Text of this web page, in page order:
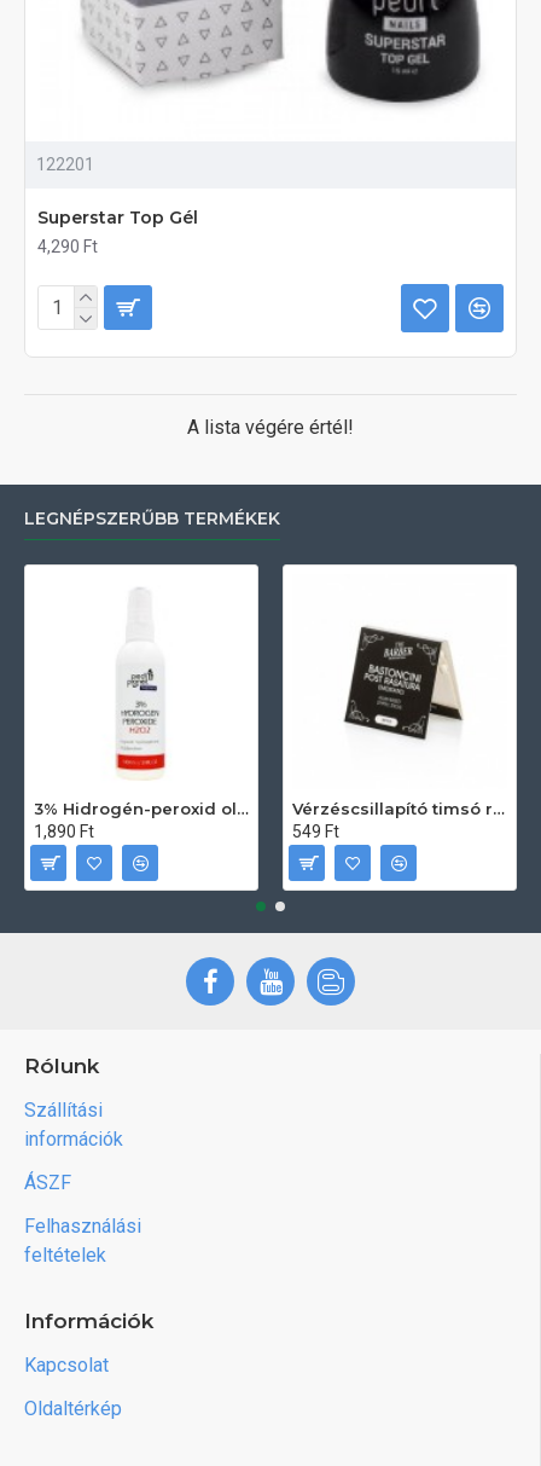
122201
Superstar Top Gél
4,290 Ft
A lista végére értél!
LEGNÉPSZERŰBB TERMÉKEK
3% Hidrogén-peroxid oldat (sebfertőtlenítő) 100ml
1,890 Ft
Vérzéscsillapító timsó rúd 20db
549 Ft
Rólunk
Szállítási
információk
ÁSZF
Felhasználási
feltételek
Információk
Kapcsolat
Oldaltérkép